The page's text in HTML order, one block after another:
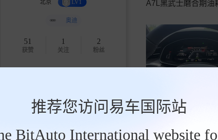
推荐您访问易车国际站
BitAuto International website
北京 LV1
奥迪
51
获赞
1
关注
2
粉丝
发私信
A7L黑武士磨合期油
realH 2024-06-10
realH